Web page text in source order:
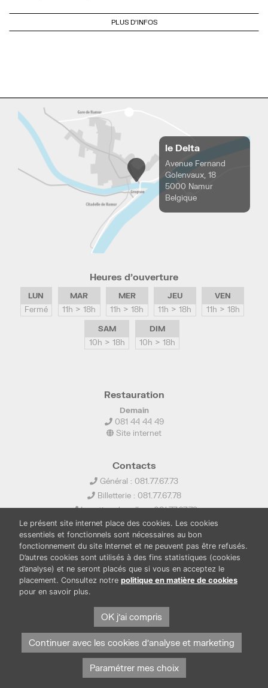
PLUS D'INFOS
le Delta
Avenue Fernand
Golenvaux, 18
5000 Namur
Belgique
Heures d’ouverture
LUN
Fermé
MAR
11h > 18h
MER
11h > 18h
JEU
11h > 18h
VEN
11h > 18h
SAM
10h > 18h
DIM
10h > 18h
Restauration
Demain
081 44 44 49
Site internet
Contacts
Général : 081.77.67.73
Billetterie : 081.77.67.78
Location de salles : 081.77.67.79
info@ledelta.be
BOUTIQUE
Protection des données et cookies
Mentions légales
Le présent site internet place des cookies. Les cookies
essentiels et fonctionnels sont nécessaires au bon
fonctionnement du site Internet et ne peuvent pas être refusés.
D’autres cookies sont utilisés à des fins statistiques (cookies
d’analyse) et ne seront placés que si vous en acceptez le
placement. Consultez notre politique en matière de cookies
pour en savoir plus.
OK j'ai compris
Continuer avec les cookies d'analyse et marketing
Paramétrer mes choix